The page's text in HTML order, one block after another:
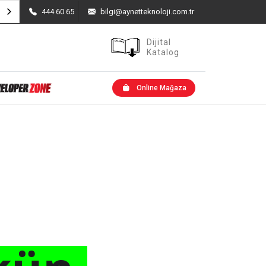
444 60 65 bilgi@aynetteknoloji.com.tr
Dijital
Katalog
Online Mağaza
Outlet Ürünler